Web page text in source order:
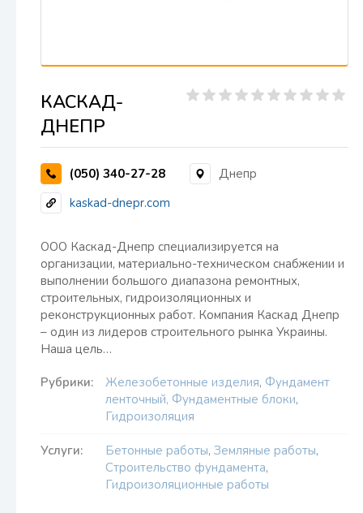
КАСКАД-
ДНЕПР
(050) 340-27-28
Днепр
kaskad-dnepr.com
ООО Каскад-Днепр специализируется на
организации, материально-техническом снабжении и
выполнении большого диапазона ремонтных,
строительных, гидроизоляционных и
реконструкционных работ. Компания Каскад Днепр
– один из лидеров строительного рынка Украины.
Наша цель…
Рубрики: Железобетонные изделия, Фундамент
ленточный, Фундаментные блоки,
Гидроизоляция
Услуги: Бетонные работы, Земляные работы,
Строительство фундамента,
Гидроизоляционные работы